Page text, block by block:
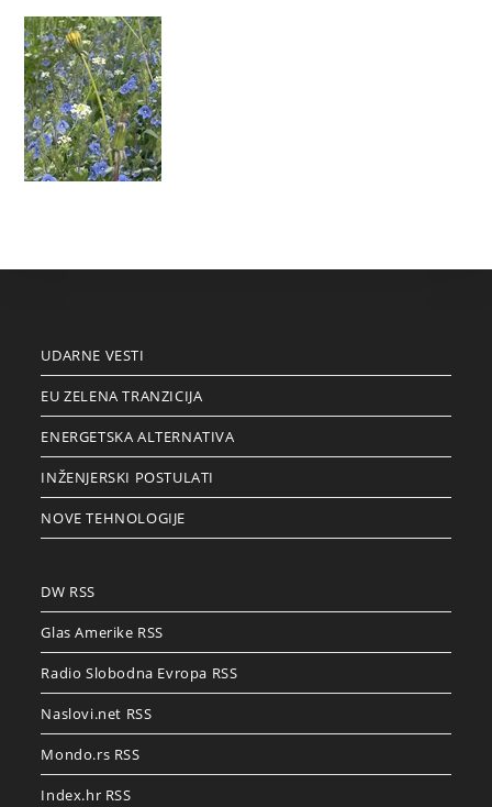
UDARNE VESTI
EU ZELENA TRANZICIJA
ENERGETSKA ALTERNATIVA
INŽENJERSKI POSTULATI
NOVE TEHNOLOGIJE
DW RSS
Glas Amerike RSS
Radio Slobodna Evropa RSS
Naslovi.net RSS
Mondo.rs RSS
Index.hr RSS